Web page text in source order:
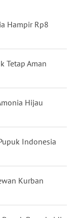
Hampir Rp8
Tetap Aman
Hijau
Indonesia
Kurban